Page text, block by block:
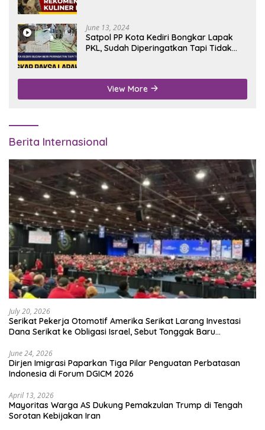
June 13, 2024
Satpol PP Kota Kediri Bongkar Lapak
PKL, Sudah Diperingatkan Tapi Tidak
View More
Berita Internasional
July 20, 2026
Serikat Pekerja Otomotif Amerika Serikat Larang Investasi
Dana Serikat ke Obligasi Israel, Sebut Tonggak Baru
June 24, 2026
Dirjen Imigrasi Paparkan Tiga Pilar Penguatan Perbatasan
Indonesia di Forum DGICM 2026
April 13, 2026
Mayoritas Warga AS Dukung Pemakzulan Trump di Tengah
Sorotan Kebijakan Iran